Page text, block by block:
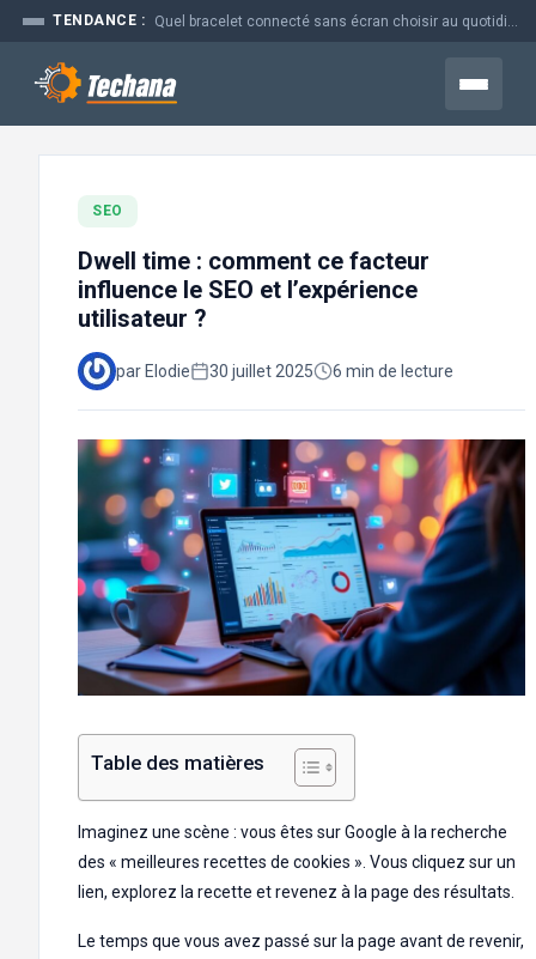
Aller
contenu
TENDANCE :
Menu
SEO
Dwell time : comment ce facteur
influence le SEO et l’expérience
utilisateur ?
par Elodie 30 juillet 2025 6 min de lecture
Table des matières
Imaginez une scène : vous êtes sur Google à la recherche
des « meilleures recettes de cookies ». Vous cliquez sur un
lien, explorez la recette et revenez à la page des résultats.
Le temps que vous avez passé sur la page avant de revenir,